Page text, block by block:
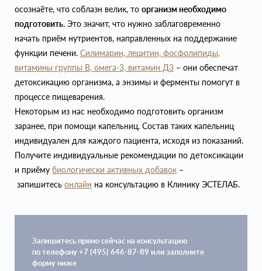
осознаёте, что соблазн велик, то организм необходимо
подготовить. Это значит, что нужно заблаговременно
начать приём нутриентов, направленных на поддержание
функции печени. Силимарин, лецитин, фосфолипиды,
витамины группы В, омега-3, витамин Д3 – они обеспечат
детоксикацию организма, а энзимы и ферменты помогут в
процессе пищеварения.
Некоторым из нас необходимо подготовить организм
заранее, при помощи капельниц. Состав таких капельниц
индивидуален для каждого пациента, исходя из показаний.
Получите индивидуальные рекомендации по детоксикации
и приёму биологически активных добавок –
запишитесь онлайн на консультацию в Клинику ЭСТЕЛАБ.
Запишитесь прямо сейчас на консультацию
по телефону +7 (495) 646-87-89 или заполните
форму ниже